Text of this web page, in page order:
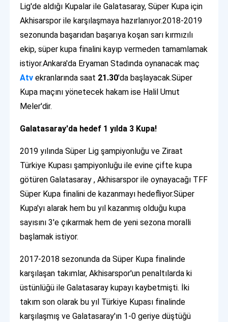
Lig'de aldığı Kupalar ile Galatasaray, Süper Kupa için
Akhisarspor ile karşılaşmaya hazırlanıyor.2018-2019
sezonunda başarıdan başarıya koşan sarı kırmızılı
ekip, süper kupa finalini kayıp vermeden tamamlamak
istiyor.Ankara'da Eryaman Stadında oynanacak maç
Atv ekranlarında saat 21.30'da başlayacak.Süper
Kupa maçını yönetecek hakam ise Halil Umut
Meler'dir.
Galatasaray'da hedef 1 yılda 3 Kupa!
2019 yılında Süper Lig şampiyonluğu ve Ziraat
Türkiye Kupası şampiyonluğu ile evine çifte kupa
götüren Galatasaray , Akhisarspor ile oynayacağı TFF
Süper Kupa finalini de kazanmayı hedefliyor.Süper
Kupa'yı alarak hem bu yıl kazanmış olduğu kupa
sayısını 3'e çıkarmak hem de yeni sezona moralli
başlamak istiyor.
2017-2018 sezonunda da Süper Kupa finalinde
karşılaşan takımlar, Akhisarspor'un penaltılarda ki
üstünlüğü ile Galatasaray kupayı kaybetmişti. İki
takım son olarak bu yıl Türkiye Kupası finalinde
karşılaşmış ve Galatasaray'ın 1-0 geriye düştüğü